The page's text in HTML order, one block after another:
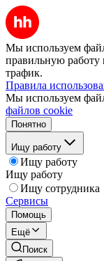
Мы используем
правильную работу
трафик.
Правила
Мы используем
файлов cookie
Понятно
Ищу работу
Ищу работу
Ищу работу
Ищу сотрудника
Сервисы
Помощь
Ещё
Поиск